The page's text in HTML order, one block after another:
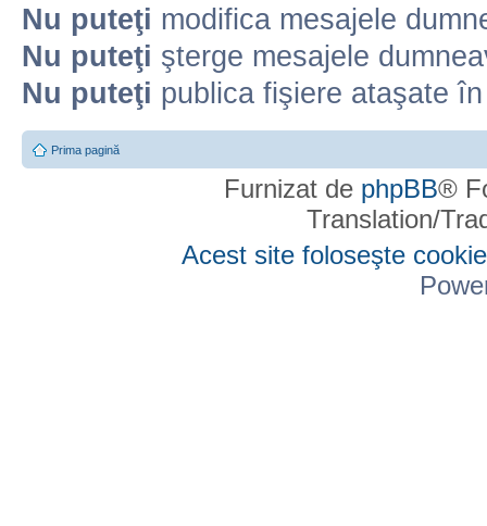
Nu puteţi modifica mesajele
Nu puteţi şterge mesajele
Nu puteţi publica fişiere ataşate
Prima pagină
Furnizat de phpBB®
Translation/
Acest site foloseşte